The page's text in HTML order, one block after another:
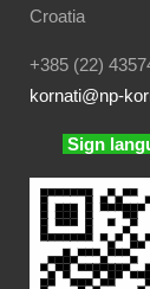
Croatia
+385 (22)
kornati@np-
Sign